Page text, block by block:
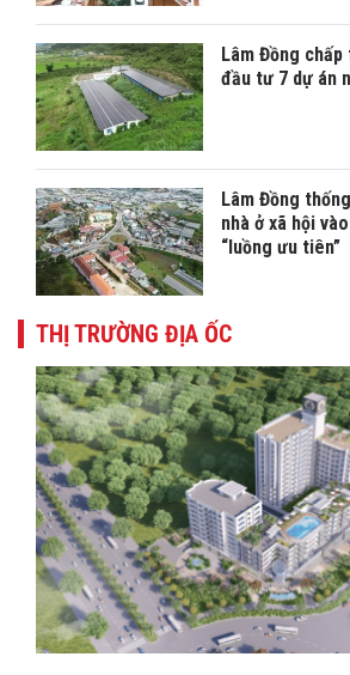
Lâm Đồng
đầu tư 7 dự án
Lâm Đồng
nhà ở xã hội
“luồng ưu tiên”
THỊ TRƯỜNG ĐỊA ỐC